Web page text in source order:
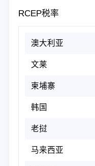
RCEP税率
澳大利亚
文莱
柬埔寨
韩国
老挝
马来西亚